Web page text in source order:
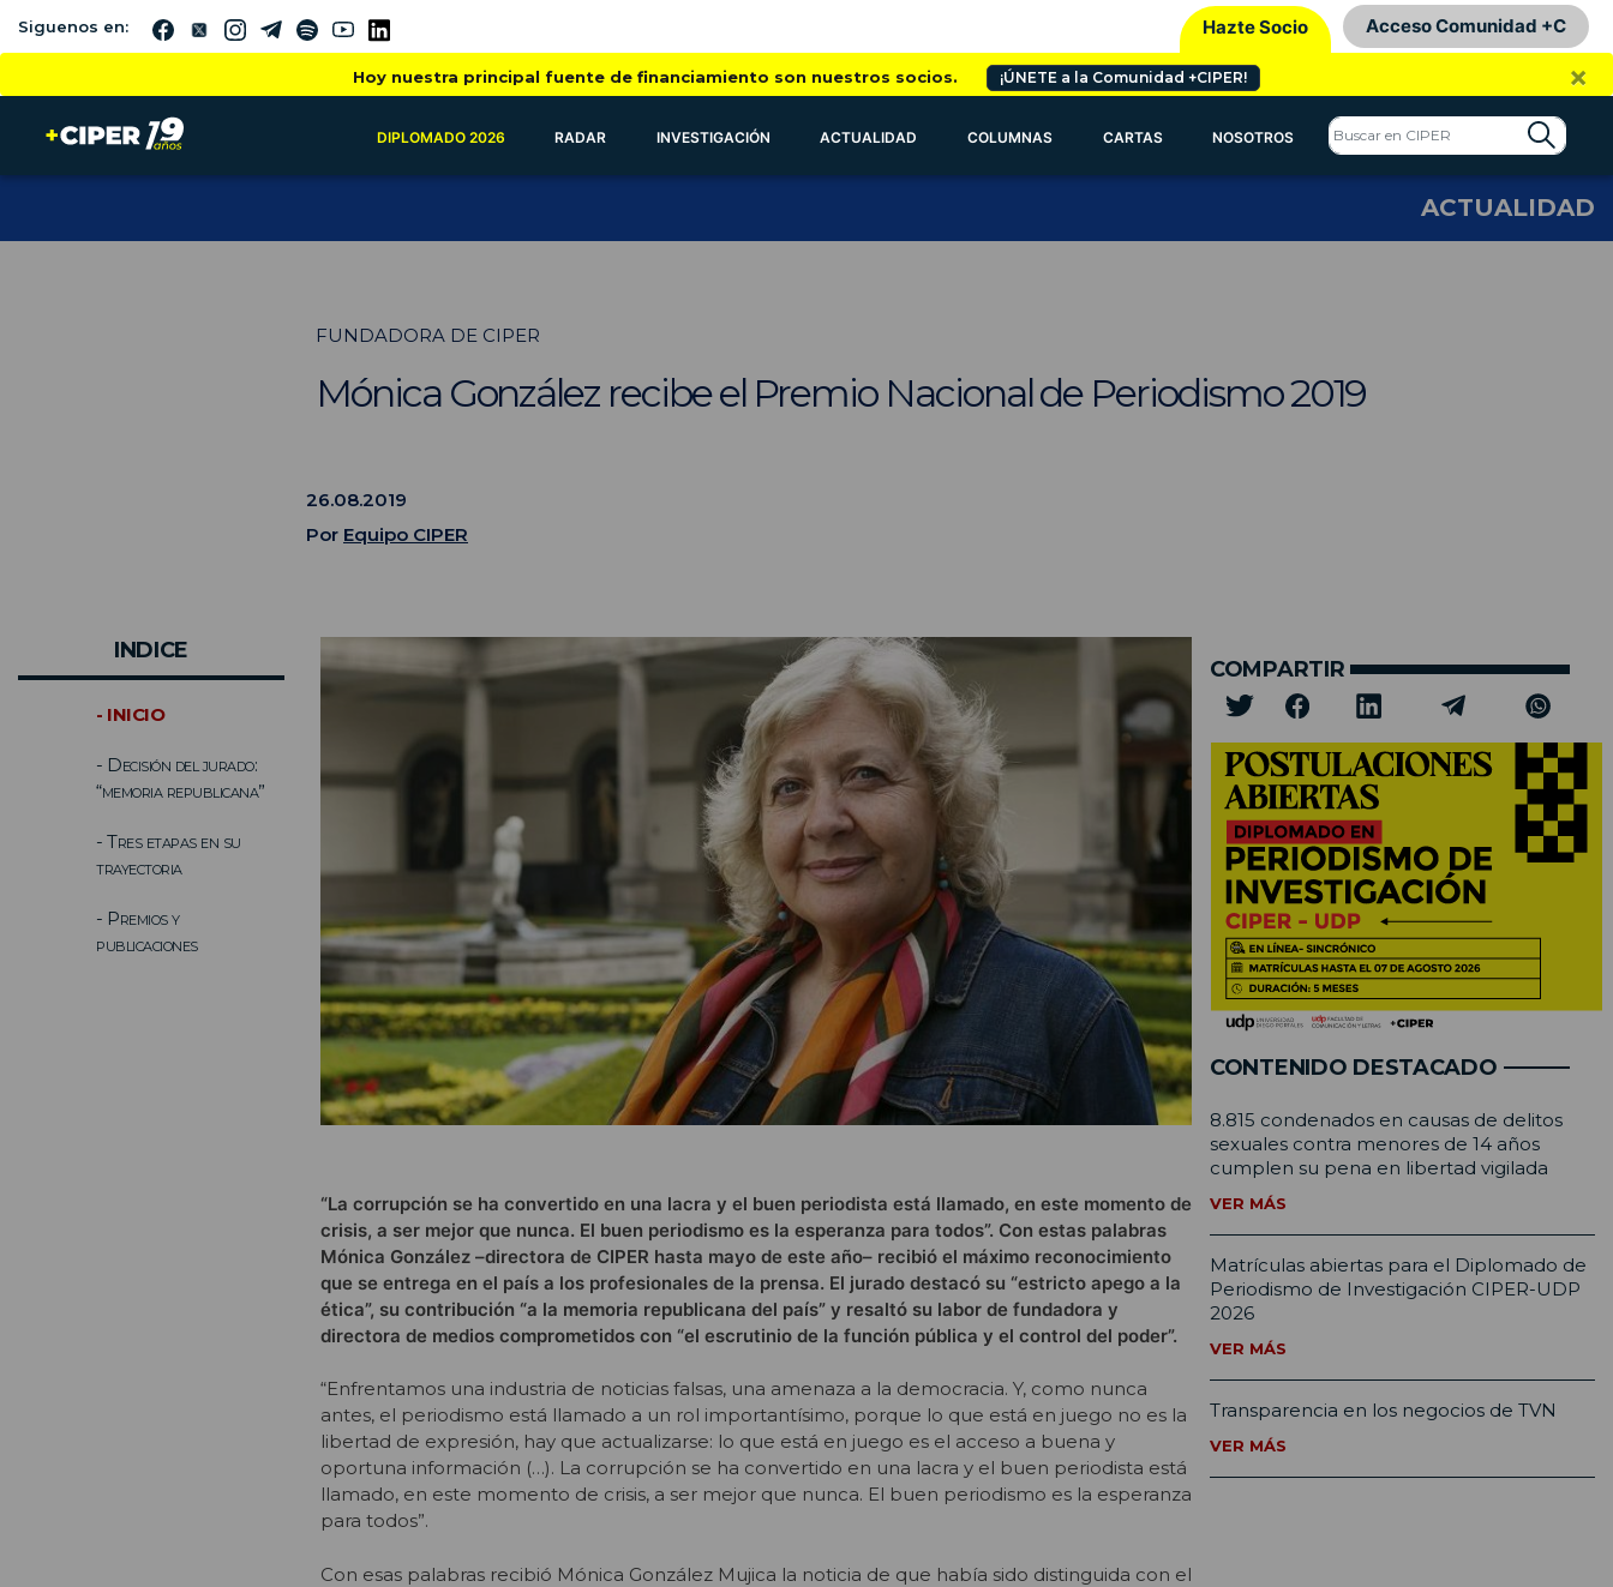
Siguenos en: Hazte Socio Acceso Comunidad +C
Hoy nuestra principal fuente de financiamiento son nuestros socios. ¡ÚNETE a la Comunidad +CIPER! ×
DIPLOMADO 2026 RADAR INVESTIGACIÓN ACTUALIDAD COLUMNAS CARTAS NOSOTROS
ACTUALIDAD
FUNDADORA DE CIPER
Mónica González recibe el Premio Nacional de Periodismo 2019
26.08.2019
Por Equipo CIPER
INDICE
- INICIO
- Decisión del jurado:
“memoria republicana”
- Tres etapas en su
trayectoria
- Premios y
publicaciones
“La corrupción se ha convertido en una lacra y el buen periodista está llamado, en este momento de
crisis, a ser mejor que nunca. El buen periodismo es la esperanza para todos”. Con estas palabras
Mónica González –directora de CIPER hasta mayo de este año– recibió el máximo reconocimiento
que se entrega en el país a los profesionales de la prensa. El jurado destacó su “estricto apego a la
ética”, su contribución “a la memoria republicana del país” y resaltó su labor de fundadora y
directora de medios comprometidos con “el escrutinio de la función pública y el control del poder”.
“Enfrentamos una industria de noticias falsas, una amenaza a la democracia. Y, como nunca
antes, el periodismo está llamado a un rol importantísimo, porque lo que está en juego no es la
libertad de expresión, hay que actualizarse: lo que está en juego es el acceso a buena y
oportuna información (…). La corrupción se ha convertido en una lacra y el buen periodista está
llamado, en este momento de crisis, a ser mejor que nunca. El buen periodismo es la esperanza
para todos”.
Con esas palabras recibió Mónica González Mujica la noticia de que había sido distinguida con el
COMPARTIR
CONTENIDO DESTACADO
8.815 condenados en causas de delitos
sexuales contra menores de 14 años
cumplen su pena en libertad vigilada
VER MÁS
Matrículas abiertas para el Diplomado de
Periodismo de Investigación CIPER-UDP
2026
VER MÁS
Transparencia en los negocios de TVN
VER MÁS